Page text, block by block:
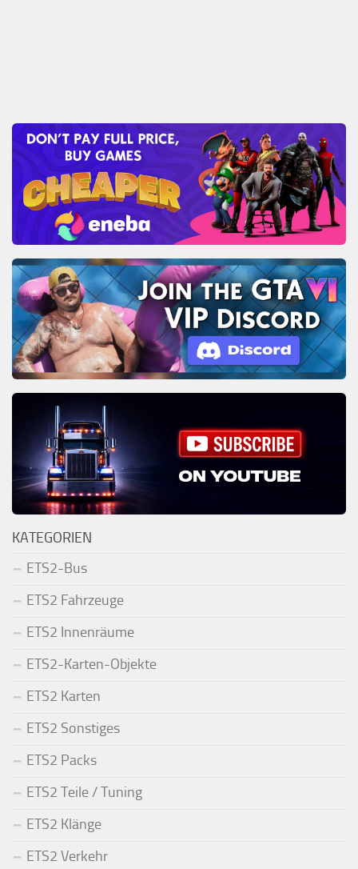
KATEGORIEN
ETS2-Bus
ETS2 Fahrzeuge
ETS2 Innenräume
ETS2-Karten-Objekte
ETS2 Karten
ETS2 Sonstiges
ETS2 Packs
ETS2 Teile / Tuning
ETS2 Klänge
ETS2 Verkehr